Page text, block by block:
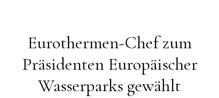
Eurothermen-Chef zum
Präsidenten Europäischer
Wasserparks gewählt